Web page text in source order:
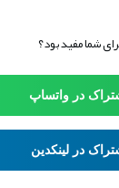
شما مفید بود؟
در واتساپ
در لینکدین